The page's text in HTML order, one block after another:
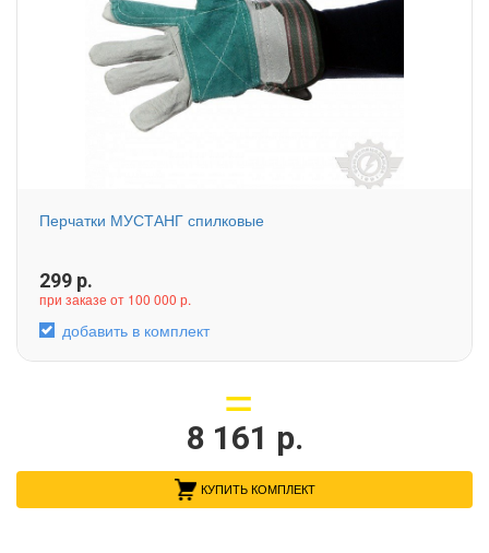
Перчатки МУСТАНГ спилковые
299 р.
при заказе от 100 000 р.
добавить в комплект
8 161 р.
КУПИТЬ КОМПЛЕКТ